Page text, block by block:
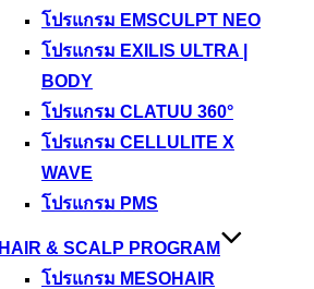
โปรแกรม EMSCULPT NEO
โปรแกรม EXILIS ULTRA |
BODY
โปรแกรม CLATUU 360°
โปรแกรม CELLULITE X
WAVE
โปรแกรม PMS
HAIR & SCALP PROGRAM
โปรแกรม MESOHAIR